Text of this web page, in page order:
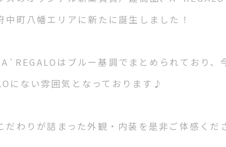
中町八幡エリアに新たに誕生しました！
はブルー基調でまとめられており、
にない雰囲気となっております♪
だわりが詰まった外観・内装を是非ご体感くだ